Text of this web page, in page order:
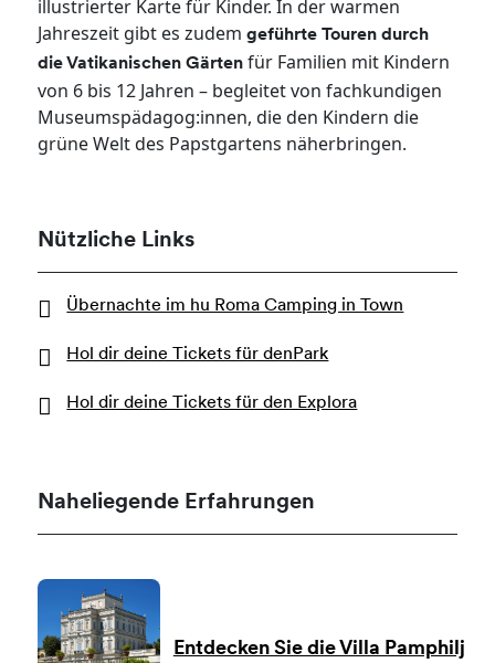
illustrierter Karte für Kinder. In der warmen
Jahreszeit gibt es zudemgeführte Touren durch
die Vatikanischen Gärten für Familien mit Kindern
von 6 bis 12 Jahren – begleitet von fachkundigen
Museumspädagog:innen, die den Kindern die
grüne Welt des Papstgartens näherbringen.
Nützliche Links
Übernachte im hu Roma Camping in Town
Hol dir deine Tickets für denPark
Hol dir deine Tickets für den Explora
Naheliegende Erfahrungen
Entdecken Sie die Villa Pamphilj